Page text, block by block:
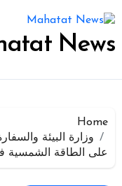
إلى
المحتوى
News
Home
وزارة البيئة
على الطاقة الشمسية